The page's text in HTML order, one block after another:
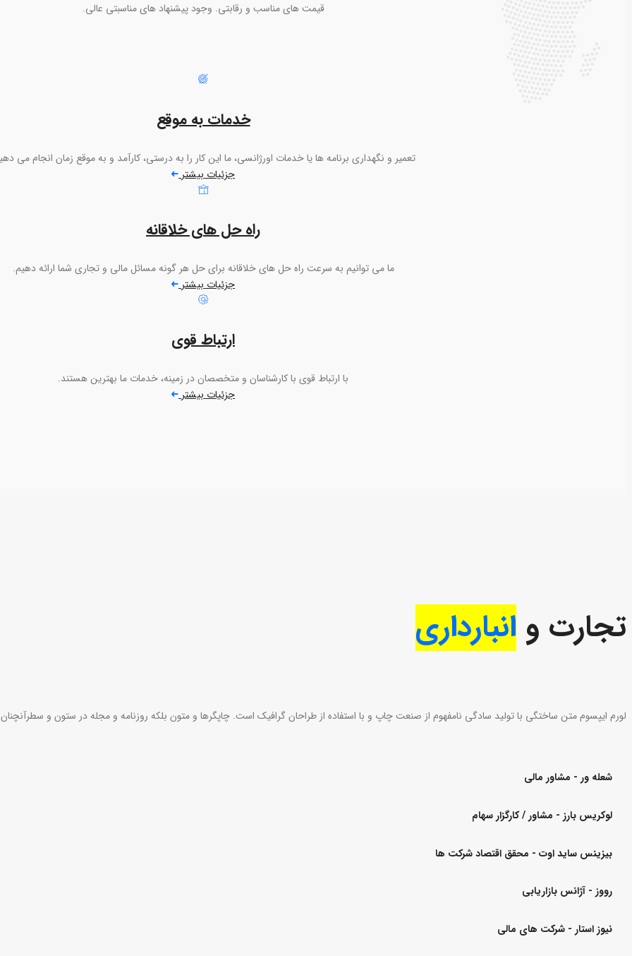
قیمت های مناسب و رقابتی. وجود پیشنهاد های مناسبتی عالی.
خدمات به موقع
تعمیر و نگهداری برنامه ها یا خدمات اورژانسی، ما این کار را به درستی، کارآمد و به موقع زمان انجام می
جزئیات بیشتر
راه حل های خلاقانه
ما می توانیم به سرعت راه حل های خلاقانه برای حل هر گونه مسائل مالی و تجاری شما ارائه دهیم.
جزئیات بیشتر
ارتباط قوی
با ارتباط قوی با کارشناسان و متخصصان در زمینه، خدمات ما بهترین هستند.
جزئیات بیشتر
تجارت و انبارداری
لورم ایپسوم متن ساختگی با تولید سادگی نامفهوم از صنعت چاپ و با استفاده از طراحان گرافیک است. چاپگرها و متون بلکه روزنامه و مجله در ستون و
شعله ور - مشاور مالی
لوکریس بارز - مشاور / کارگزار سهام
بیزینس ساید اوت - محقق اقتصاد شرکت ها
رووز - آژانس بازاریابی
نیوز استار - شرکت های مالی